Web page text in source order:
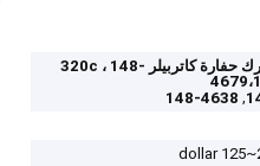
إسكان محرك حفارة كاتربيلر 320c ، 148-
4638
,
148-4638
dollar